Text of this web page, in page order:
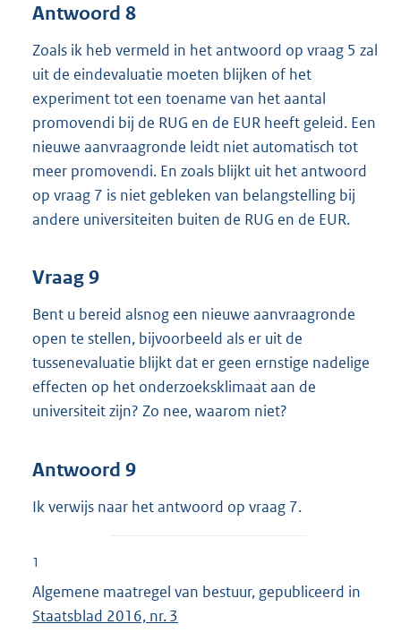
Antwoord 8
Zoals ik heb vermeld in het antwoord op vraag 5 zal
uit de eindevaluatie moeten blijken of het
experiment tot een toename van het aantal
promovendi bij de RUG en de EUR heeft geleid. Een
nieuwe aanvraagronde leidt niet automatisch tot
meer promovendi. En zoals blijkt uit het antwoord
op vraag 7 is niet gebleken van belangstelling bij
andere universiteiten buiten de RUG en de EUR.
Vraag 9
Bent u bereid alsnog een nieuwe aanvraagronde
open te stellen, bijvoorbeeld als er uit de
tussenevaluatie blijkt dat er geen ernstige nadelige
effecten op het onderzoeksklimaat aan de
universiteit zijn? Zo nee, waarom niet?
Antwoord 9
Ik verwijs naar het antwoord op vraag 7.
1
Algemene maatregel van bestuur, gepubliceerd in
Staatsblad 2016, nr. 3